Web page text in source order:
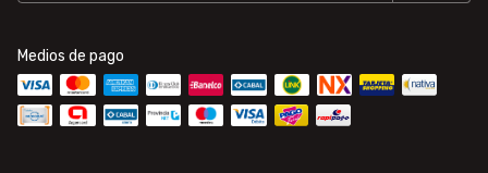
Medios de pago